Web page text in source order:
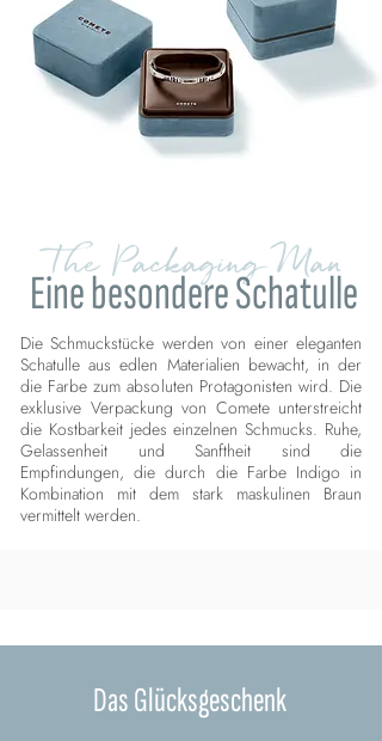
The Packaging Man
Eine besondere Schatulle
Die Schmuckstücke werden von einer eleganten
Schatulle aus edlen Materialien bewacht, in der
die Farbe zum absoluten Protagonisten wird. Die
exklusive Verpackung von Comete unterstreicht
die Kostbarkeit jedes einzelnen Schmucks. Ruhe,
Gelassenheit und Sanftheit sind die
Empfindungen, die durch die Farbe Indigo in
Kombination mit dem stark maskulinen Braun
vermittelt werden.
Das Glücksgeschenk